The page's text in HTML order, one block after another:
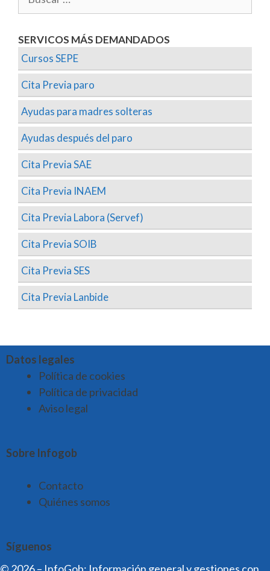
SERVICOS MÁS DEMANDADOS
Cursos SEPE
Cita Previa paro
Ayudas para madres solteras
Ayudas después del paro
Cita Previa SAE
Cita Previa INAEM
Cita Previa Labora (Servef)
Cita Previa SOIB
Cita Previa SES
Cita Previa Lanbide
Datos legales
Política de cookies
Política de privacidad
Aviso legal
Sobre Infogob
Contacto
Quiénes somos
Síguenos